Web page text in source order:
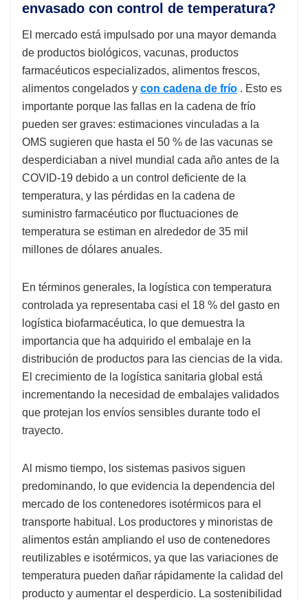
envasado con control de temperatura?
El mercado está impulsado por una mayor demanda
de productos biológicos, vacunas, productos
farmacéuticos especializados, alimentos frescos,
alimentos congelados y con cadena de frío . Esto es
importante porque las fallas en la cadena de frío
pueden ser graves: estimaciones vinculadas a la
OMS sugieren que hasta el 50 % de las vacunas se
desperdiciaban a nivel mundial cada año antes de la
COVID-19 debido a un control deficiente de la
temperatura, y las pérdidas en la cadena de
suministro farmacéutico por fluctuaciones de
temperatura se estiman en alrededor de 35 mil
millones de dólares anuales.
En términos generales, la logística con temperatura
controlada ya representaba casi el 18 % del gasto en
logística biofarmacéutica, lo que demuestra la
importancia que ha adquirido el embalaje en la
distribución de productos para las ciencias de la vida.
El crecimiento de la logística sanitaria global está
incrementando la necesidad de embalajes validados
que protejan los envíos sensibles durante todo el
trayecto.
Al mismo tiempo, los sistemas pasivos siguen
predominando, lo que evidencia la dependencia del
mercado de los contenedores isotérmicos para el
transporte habitual. Los productores y minoristas de
alimentos están ampliando el uso de contenedores
reutilizables e isotérmicos, ya que las variaciones de
temperatura pueden dañar rápidamente la calidad del
producto y aumentar el desperdicio. La sostenibilidad